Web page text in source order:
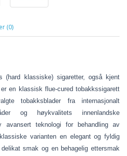
(0)
(hard klassiske) sigaretter, også kjent
en klassisk flue-cured tobakkssigarett
tobakksblader fra internasjonalt
og høykvalitets innenlandske
avansert teknologi for behandling av
varianten en elegant og fyldig
smak og en behagelig ettersmak